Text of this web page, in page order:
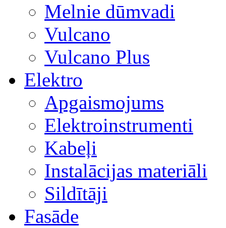
Melnie dūmvadi
Vulcano
Vulcano Plus
Elektro
Apgaismojums
Elektroinstrumenti
Kabeļi
Instalācijas materiāli
Sildītāji
Fasāde